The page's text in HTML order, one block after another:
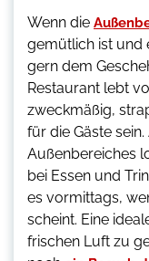
Wenn die
gemütlich ist und
gern dem
Restaurant lebt
zweckmäßig,
für die Gäste
Außenbereiches
bei Essen und
es vormittags,
scheint. Eine
frischen Luft zu